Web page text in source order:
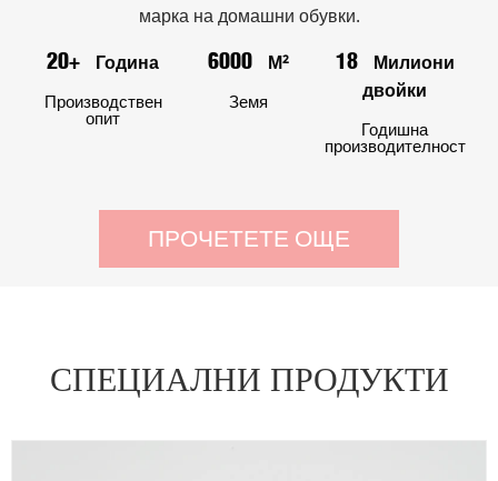
марка на домашни обувки.
20+ Година
Производствен
опит
6000 М²
Земя
18
Милиони
двойки
Годишна
производителност
ПРОЧЕТЕТЕ ОЩЕ
СПЕЦИАЛНИ ПРОДУКТИ